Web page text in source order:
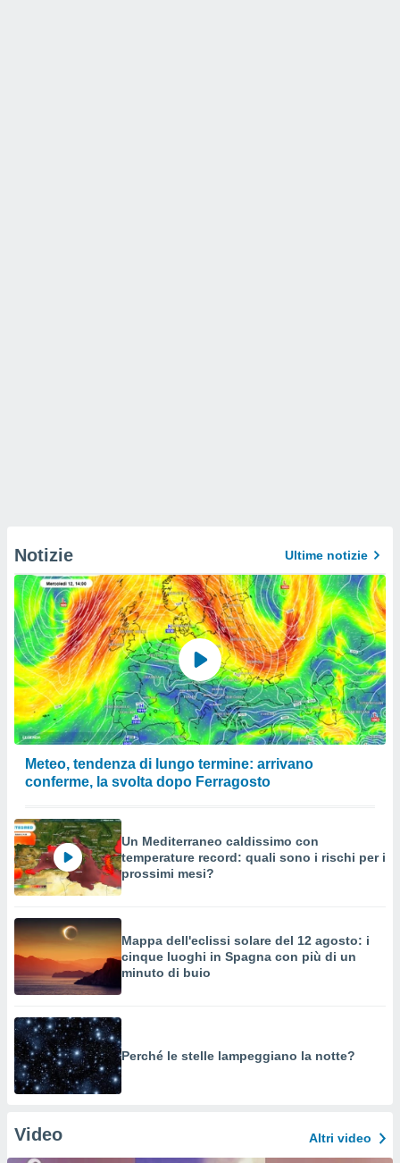
Notizie Ultime notizie
Meteo, tendenza di lungo termine: arrivano
conferme, la svolta dopo Ferragosto
Un Mediterraneo caldissimo con
temperature record: quali sono i rischi per i
prossimi mesi?
Mappa dell'eclissi solare del 12 agosto: i
cinque luoghi in Spagna con più di un
minuto di buio
Perché le stelle lampeggiano la notte?
Video Altri video